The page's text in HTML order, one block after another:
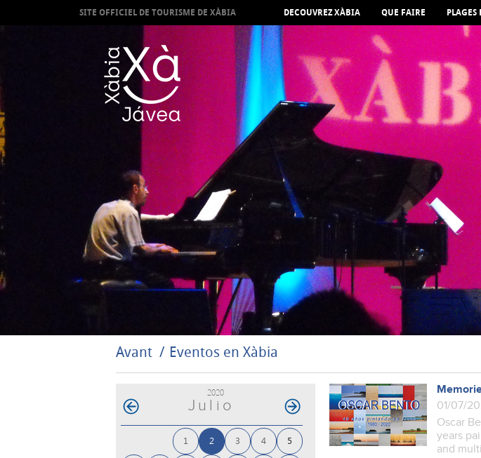
SITE OFFICIEL DE TOURISME DE XÀBIA DECOUVREZ XÀBIA QUE FAIRE PLAGES
Avant Eventos en Xàbia
2020
Julio
1 2 3 4 5
01/07/
Oscar
years
and